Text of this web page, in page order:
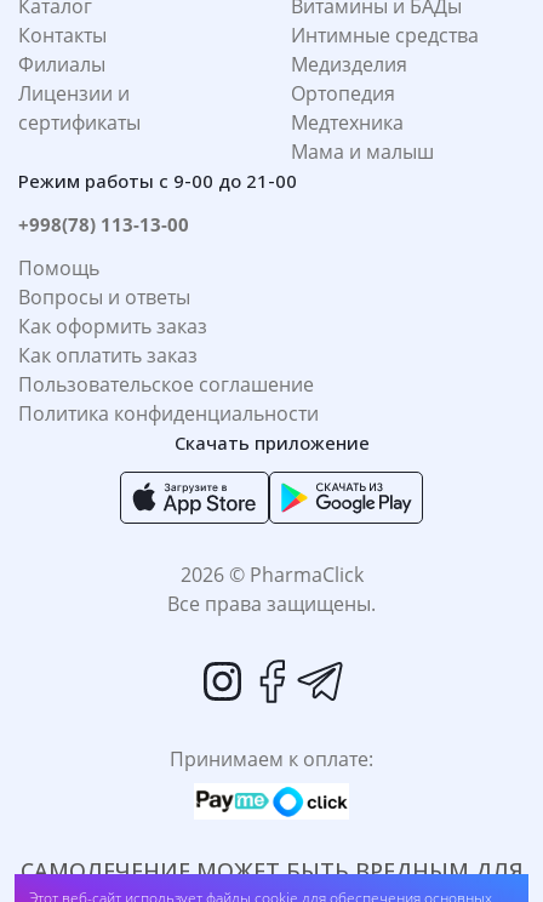
Этот веб-сайт использует файлы cookie для обеспечения основных
АЕВИТ крем с черникой против отеков для кожи вокруг глаз
Каталог
Контакты
Филиалы
Лицензии и
сертификаты
Витамины и БАДы
Интимные средства
Медизделия
Ортопедия
Медтехника
Мама и малыш
Режим работы с 9-00 до 21-00
+998(78) 113-13-00
Помощь
Вопросы и ответы
Как оформить заказ
Как оплатить заказ
Пользовательское соглашение
Политика конфиденциальности
Скачать приложение
2026 © PharmaClick
Все права защищены.
Принимаем к оплате:
САМОЛЕЧЕНИЕ МОЖЕТ БЫТЬ ВРЕДНЫМ ДЛЯ
ВАШЕГО ЗДОРОВЬЯ. ПЕРЕД ПРИМЕНЕНИЕМ